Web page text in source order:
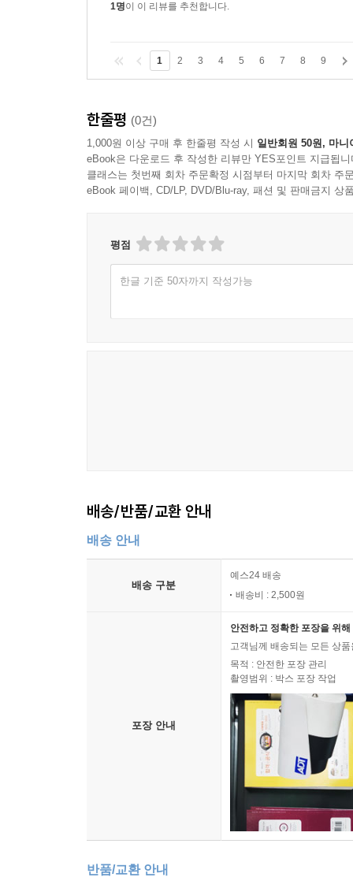
1명이 이 리뷰를 추천합니다.
1 2 3 4 5 6 7 8 9
한줄평 (0건)
1,000원 이상 구매 후 한줄평 작성 시 일반회원 50원, 마니
eBook은 다운로드 후 작성한 리뷰만 YES포인트 지급됩니
클래스는 첫번째 회차 주문확정 시점부터 마지막 회차 주
eBook 페이백, CD/LP, DVD/Blu-ray, 패션 및 판매금지 상
평점
한글 기준 50자까지 작성가능
배송/반품/교환 안내
배송 안내
배송 구분
예스24 배송
배송비 : 2,500원
포장 안내
안전하고 정확한 포장을 위
고객님께 배송되는 모든 상
목적 : 안전한 포장 관리
촬영범위 : 박스 포장 작업
반품/교환 안내